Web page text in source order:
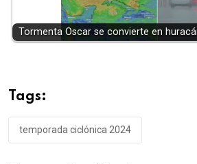
Tormenta Oscar se convierte en
Tags:
temporada ciclónica 2024